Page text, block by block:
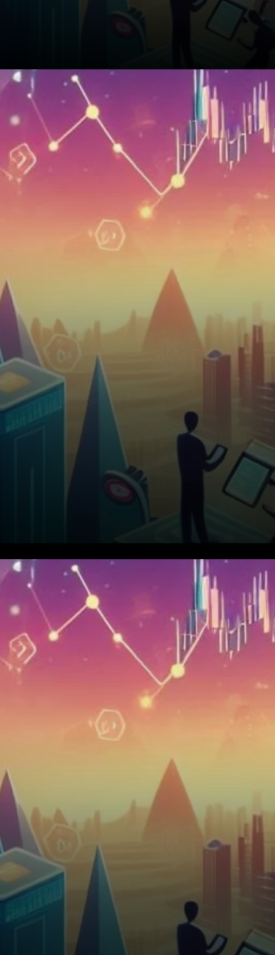
La nation d’Amérique centrale,
sous la direction du président
Bukele, a progressivement
consolidé sa position dans le
monde des actifs…